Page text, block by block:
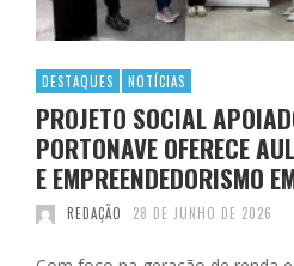
DESTAQUES NOTÍCIAS
PROJETO SOCIAL
PORTONAVE OFERECE
E EMPREENDEDORISMO
REDAÇÃO 28 DE JUNHO DE 2026